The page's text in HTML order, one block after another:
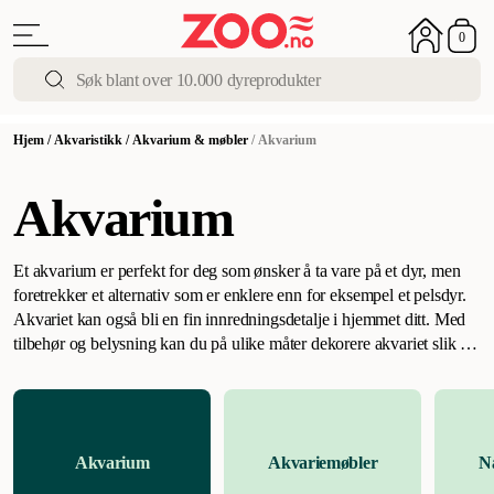
0
Hjem /Akvaristikk /Akvarium & møbler /Akvarium
Akvarium
Et akvarium er perfekt for deg som ønsker å ta vare på et dyr, men
foretrekker et alternativ som er enklere enn for eksempel et pelsdyr.
Akvariet kan også bli en fin innredningsdetalje i hjemmet ditt. Med
tilbehør og belysning kan du på ulike måter dekorere akvariet slik at
av akvarium?.Når du har bestemt deg for å kjøpe et akvarium, vil du
Du kan til og med ha ditt eget saltvannsakvarium hjemme. Uansett
Akvarium Akvariemøbler